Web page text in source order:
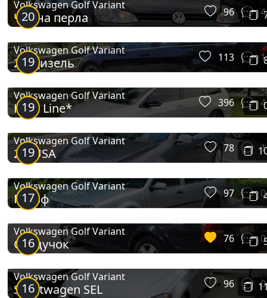
20
Volkswagen Golf Variant
Чорна перла 96 4
19
Volkswagen Golf Variant
2.0 дизель 113 1
19
Volkswagen Golf Variant
High Line* 396 4
19
Volkswagen Golf Variant
2,5 USA 78 1
17
Volkswagen Golf Variant
Гольф 97 0
16
Volkswagen Golf Variant
Сундучок 76 0
16
Volkswagen Golf Variant
Sportwagen SEL 96 0